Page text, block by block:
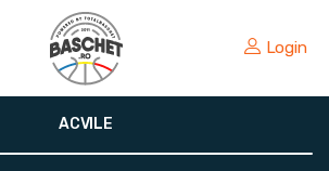
Login
ACVILE